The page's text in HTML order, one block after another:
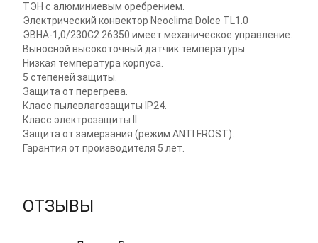
ТЭН с алюминиевым оребрением.
Электрический конвектор Neoclima Dolce TL1.0
ЭВНА-1,0/230С2 26350 имеет механическое управление.
Выносной высокоточный датчик температуры.
Низкая температура корпуса.
5 степеней защиты.
Защита от перегрева.
Класс пылевлагозащиты IP24.
Класс электрозащиты II.
Защита от замерзания (режим ANTI FROST).
Гарантия от производителя 5 лет.
ОТЗЫВЫ